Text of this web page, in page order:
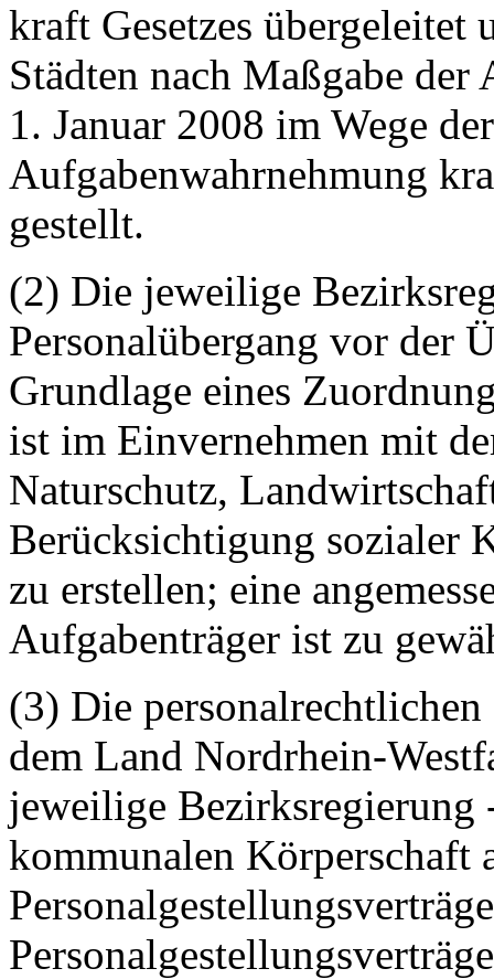
kraft Gesetzes übergeleitet
Städten nach Maßgabe
1. Januar 2008 im Wege
Aufgabenwahrnehmung
gestellt.
(2) Die jeweilige
Personalübergang vor der
Grundlage eines
ist im Einvernehmen mit
Naturschutz,
Berücksichtigung sozialer
zu erstellen; eine
Aufgabenträger ist zu
(3) Die
dem Land Nordrhein-
jeweilige Bezirksregierung
kommunalen Körperschaft